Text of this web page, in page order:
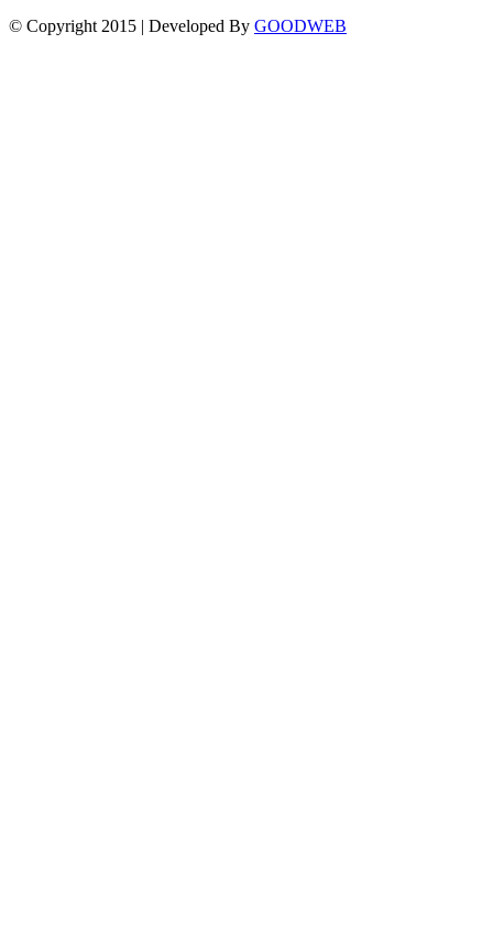
© Copyright 2015 | Developed By GOODWEB